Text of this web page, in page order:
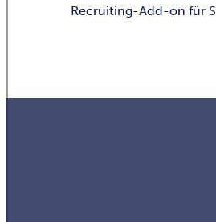
Recruiting-Add-on für